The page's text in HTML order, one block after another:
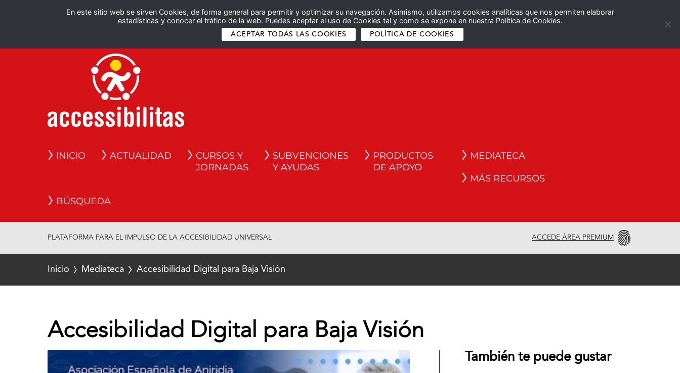
En este sitio web se sirven Cookies, de forma general para permitir y optimizar su navegación. Asimismo, utilizamos cookies analíticas que nos permiten elaborar
estadísticas y conocer el tráfico de la web. Puedes aceptar el uso de Cookies tal y como se expone en nuestra Política de Cookies.
ACEPTAR TODAS LAS COOKIES POLÍTICA DE COOKIES
Español English
INICIO ACTUALIDAD
CURSOS Y
JORNADAS
SUBVENCIONES
Y AYUDAS
PRODUCTOS
DE APOYO
MEDIATECA
MÁS RECURSOS
BÚSQUEDA
PLATAFORMA PARA EL IMPULSO DE LA ACCESIBILIDAD UNIVERSAL ACCEDE ÁREA PREMIUM
Inicio Mediateca Accesibilidad Digital para Baja Visión
Accesibilidad Digital para Baja Visión
También te puede gustar